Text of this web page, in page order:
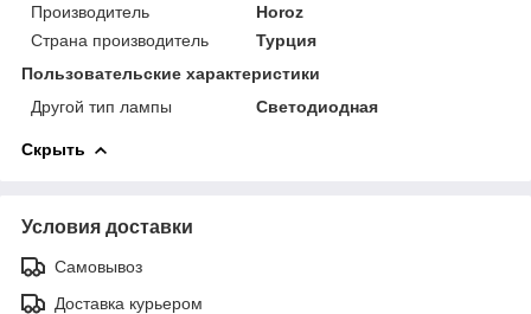
Производитель
Horoz
Страна производитель
Турция
Пользовательские характеристики
Другой тип лампы
Светодиодная
Скрыть
Условия доставки
Самовывоз
Доставка курьером